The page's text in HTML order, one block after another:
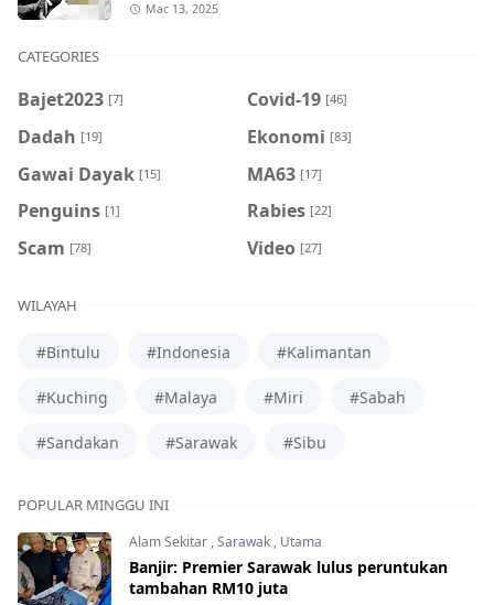
Mac 13, 2025
CATEGORIES
Bajet2023 [7] Covid-19 [46]
Dadah [19] Ekonomi [83]
Gawai Dayak [15] MA63 [17]
Penguins [1] Rabies [22]
Scam [78] Video [27]
WILAYAH
#Bintulu #Indonesia #Kalimantan
#Kuching #Malaya #Miri #Sabah
#Sandakan #Sarawak #Sibu
POPULAR MINGGU INI
Alam Sekitar ,Sarawak , Utama
Banjir: Premier Sarawak lulus peruntukan
tambahan RM10 juta